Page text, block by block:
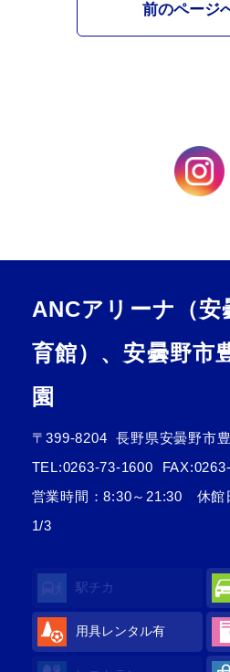
前のページ
ANCアリーナ（安
育館）、安曇野市
園
〒399-8204
長野県安曇野市
TEL:0263-73-1600
営業時間：8:30～21:30 休館
1/3
駅チカ
用具レンタル有